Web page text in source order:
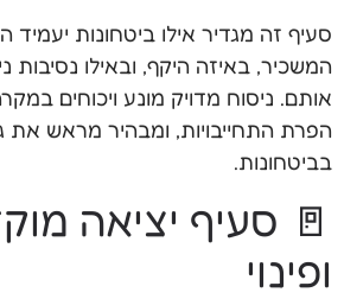
סעיף זה מגדיר אילו ביטחונות יעמיד
המשכיר, באיזה היקף, ובאילו נסיבות
אותם. ניסוח מדויק מונע ויכוחים
הפרת התחייבויות, ומבהיר מראש את
בביטחונות.
🚪 סעיף יציאה
ופינוי